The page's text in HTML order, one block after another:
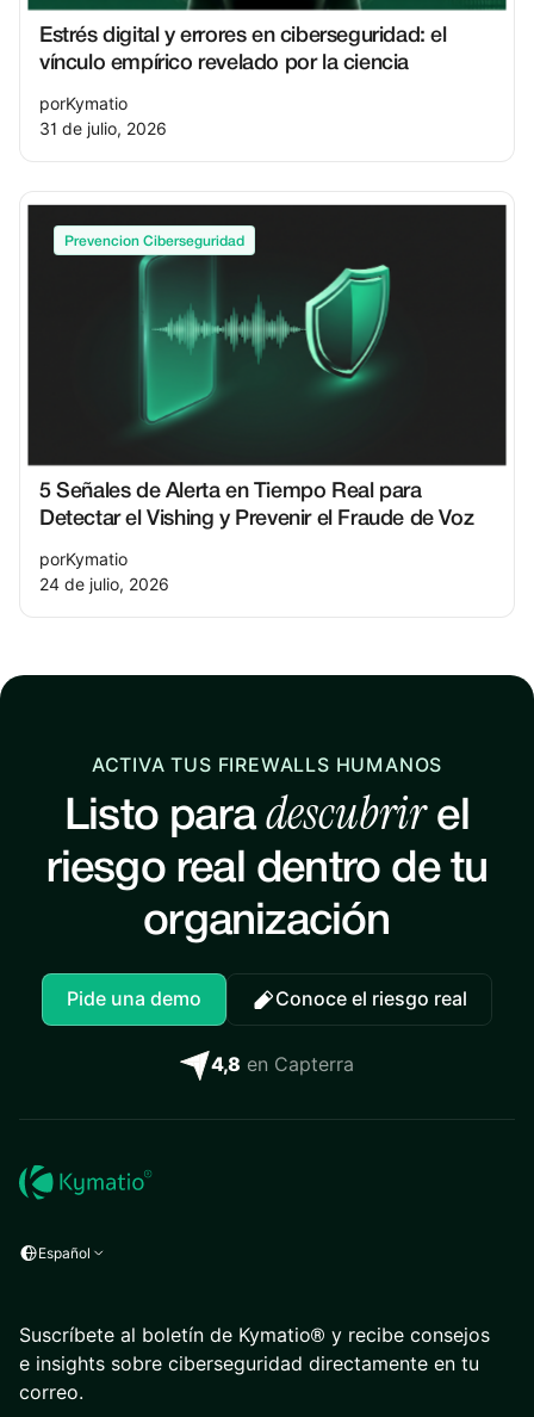
Estrés digital y errores en ciberseguridad: el
vínculo empírico revelado por la ciencia
porKymatio
31 de julio, 2026
Prevencion Ciberseguridad
5 Señales de Alerta en Tiempo Real para
Detectar el Vishing y Prevenir el Fraude de Voz
porKymatio
24 de julio, 2026
ACTIVA TUS FIREWALLS HUMANOS
Listo paradescubrirel
riesgo real dentro de tu
organización
Pide una demo Conoce el riesgo real
4,8 en Capterra
Español
Suscríbete al boletín de Kymatio® y recibe consejos
e insights sobre ciberseguridad directamente en tu
correo.